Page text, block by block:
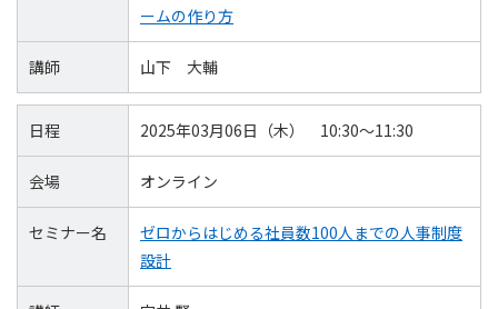
ームの作り方
講師 山下 大輔
日程 2025年03月06日（木） 10:30～11:30
会場 オンライン
セミナー名
ゼロからはじめる社員数100人までの人事制度
設計